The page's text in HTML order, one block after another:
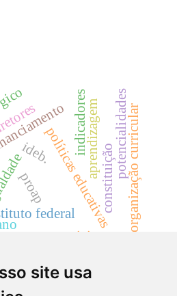
site usa
políticas educativas
federal
proap constituição
indicadores potencialidades
aprendizagem reorganização curricular
cotas sociais
ideb.